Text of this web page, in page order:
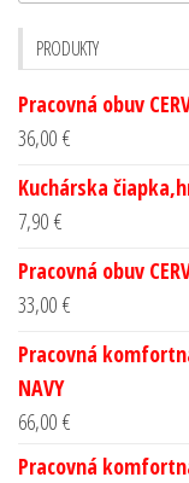
PRODUKTY
Pracovná obuv
36,00 €
Kuchárska
7,90 €
Pracovná obuv
33,00 €
Pracovná
NAVY
66,00 €
Pracovná